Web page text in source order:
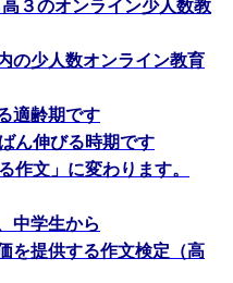
の少人数オンライン教育
適齢期です
ん伸びる時期です
作文」に変わります。
中学生から
を提供する作文検定（高